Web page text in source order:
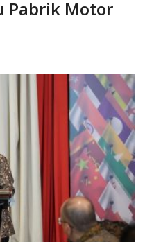
Pabrik Motor